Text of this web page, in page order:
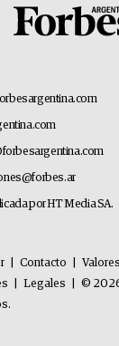
por HT Media SA.
Contacto
Legales
©